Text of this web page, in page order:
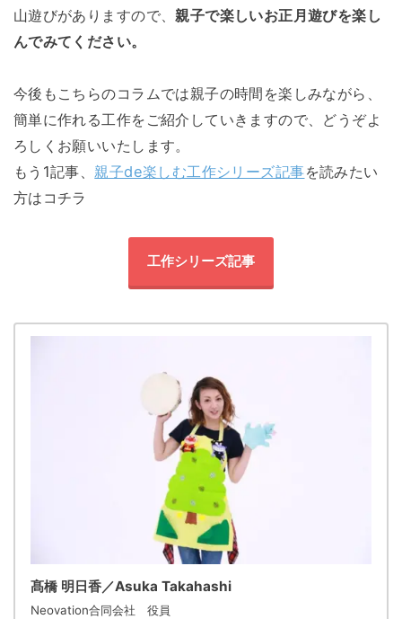
山遊びがありますので、親子で楽しいお正月遊びを楽し
んでみてください。
今後もこちらのコラムでは親子の時間を楽しみながら、
簡単に作れる工作をご紹介していきますので、どうぞよ
ろしくお願いいたします。
もう1記事、 親子de楽しむ工作シリーズ記事を読みたい
方はコチラ
工作シリーズ記事
髙橋 明日香／Asuka Takahashi
Neovation合同会社 役員